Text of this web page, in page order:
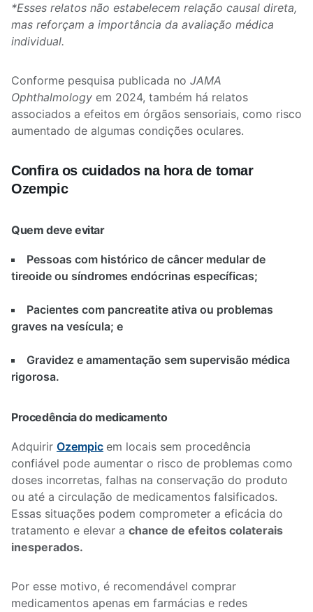
*Esses relatos não estabelecem relação causal direta,
mas reforçam a importância da avaliação médica
individual.
Conforme pesquisa publicada no JAMA
Ophthalmology em 2024, também há relatos
associados a efeitos em órgãos sensoriais, como risco
aumentado de algumas condições oculares.
Confira os cuidados na hora de tomar
Ozempic
Quem deve evitar
Pessoas com histórico de câncer medular de
tireoide ou síndromes endócrinas específicas;
Pacientes com pancreatite ativa ou problemas
graves na vesícula; e
Gravidez e amamentação sem supervisão médica
rigorosa.
Procedência do medicamento
Adquirir Ozempic em locais sem procedência
confiável pode aumentar o risco de problemas como
doses incorretas, falhas na conservação do produto
ou até a circulação de medicamentos falsificados.
Essas situações podem comprometer a eficácia do
tratamento e elevar a chance de efeitos colaterais
inesperados.
Por esse motivo, é recomendável comprar
medicamentos apenas em farmácias e redes